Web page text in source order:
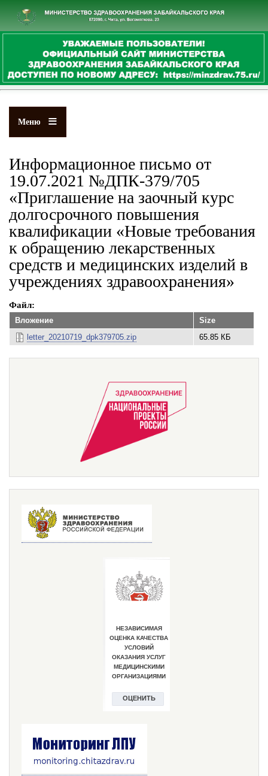
к
основному
содержанию
Меню
Информационное письмо от
19.07.2021 №ДПК-379/705
«Приглашение на заочный курс
долгосрочного повышения
квалификации «Новые требования
к обращению лекарственных
средств и медицинских изделий в
учреждениях здравоохранения»
Файл
Вложение
Size
letter_20210719_dpk379705.zip
65.85 КБ